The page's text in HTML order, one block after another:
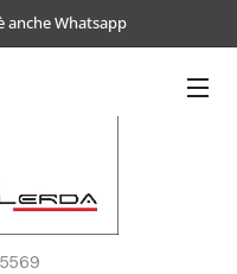
anche Whatsapp